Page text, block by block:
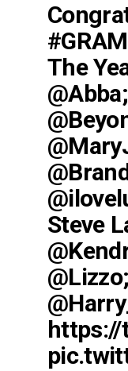
The
@Abba;
Steve
@Lizzo
https://